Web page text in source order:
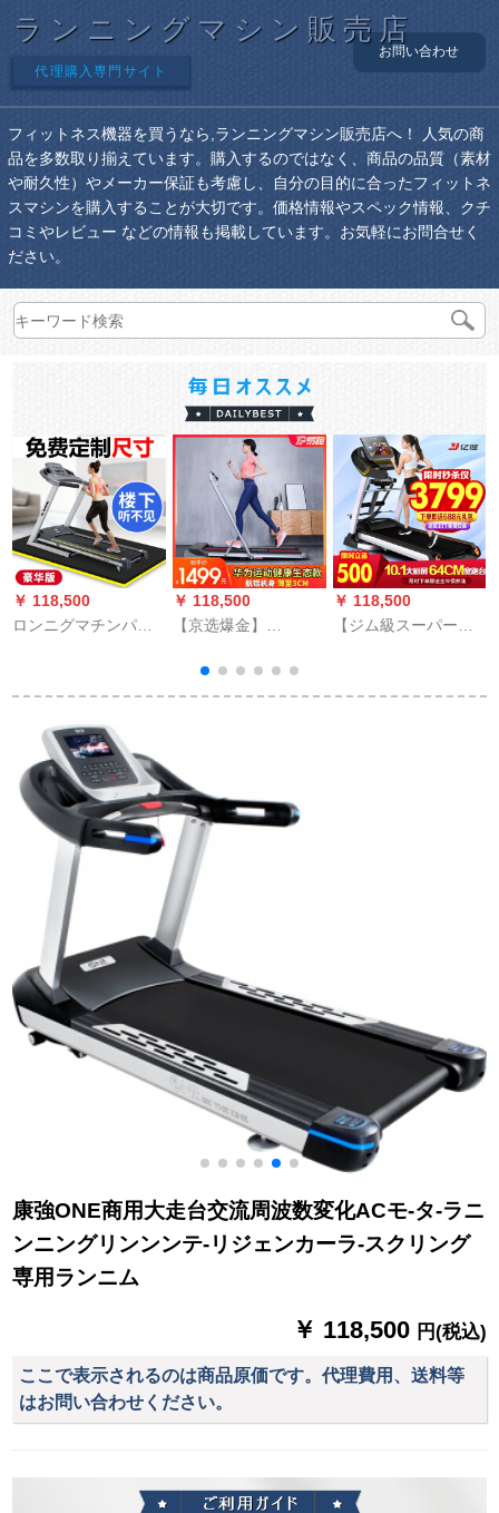
ランニングマシン販売店
代理購入専門サイト
お問い合わせ
フィットネス機器を買うなら,ランニングマシン販売店へ！ 人気の商
品を多数取り揃えています。購入するのではなく、商品の品質（素材
や耐久性）やメーカー保証も考慮し、自分の目的に合ったフィットネ
スマシンを購入することが大切です。価格情報やスペック情報、クチ
コミやレビュー などの情報も掲載しています。お気軽にお問合せく
ださい。
￥ 118,500
ロンニグマチンパン
ッド家庭用动感フン
トリングリング用マ
ットマット用マット
マットマット用マッ
トマットマットリン
グリング
￥ 118,500
【京选爆金】
音を低くして、手す
り付き
￥ 118,500
【ジム級スーパーラ
グマシン家庭用ウォ
康強ONE商用大走台交流周波数変化ACモ-タ-ラニ
ンニングリンンンテ-リジェンカーラ-スクリング
専用ランニム
￥ 118,500 円(税込)
ここで表示されるのは商品原価です。代理費用、送料等
はお問い合わせください。